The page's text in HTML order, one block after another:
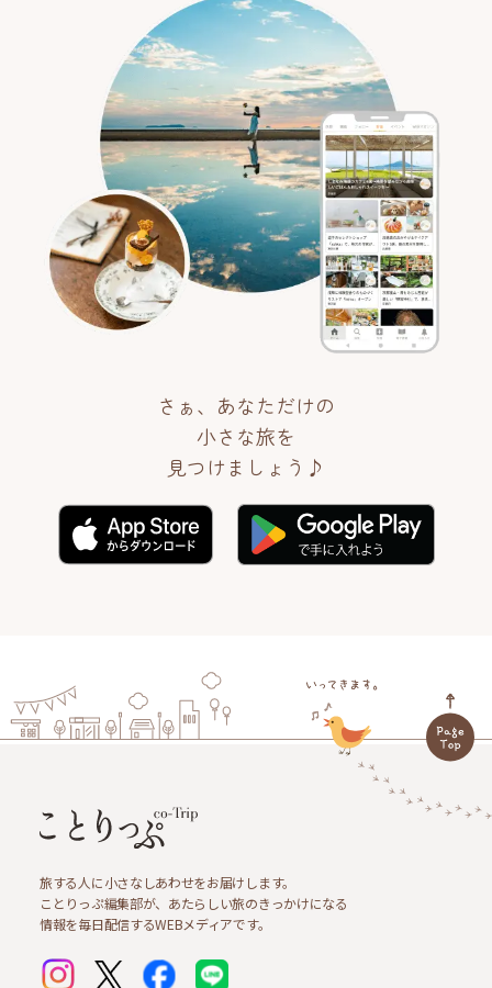
さぁ、あなただけの
小さな旅を
見つけましょう♪
旅する人に小さなしあわせをお届けします。
ことりっぷ編集部が、あたらしい旅のきっかけになる
情報を毎日配信するWEBメディアです。